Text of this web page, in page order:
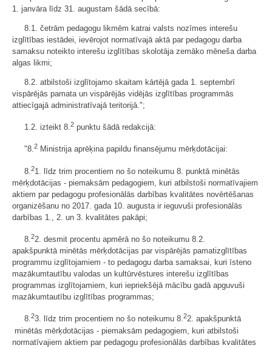
1. janvāra līdz 31. augustam šādā secībā:
8.1. četrām pedagogu likmēm katrai valsts nozīmes interešu
izglītības iestādei, ievērojot normatīvajā aktā par pedagogu darba
samaksu noteikto interešu izglītības skolotāja zemāko mēneša darba
algas likmi;
8.2. atbilstoši izglītojamo skaitam kārtējā gada 1. septembrī
vispārējās pamata un vispārējās vidējās izglītības programmās
attiecīgajā administratīvajā teritorijā.";
1.2. izteikt 8.2 punktu šādā redakcijā:
"8.2 Ministrija aprēķina papildu finansējumu mērķdotācijai:
8. 21. līdz trim procentiem no šo noteikumu 8. punktā minētās
mērķdotācijas - piemaksām pedagogiem, kuri atbilstoši normatīvajiem
aktiem par pedagogu profesionālās darbības kvalitātes novērtēšanas
organizēšanu no 2017. gada 10. augusta ir ieguvuši profesionālās
darbības 1., 2. un 3. kvalitātes pakāpi;
8.22. desmit procentu apmērā no šo noteikumu 8.2.
apakšpunktā minētās mērķdotācijas par vispārējās pamatizglītības
programmu izglītojamiem - to pedagogu darba samaksai, kuri īsteno
mazākumtautību valodas un kultūrvēstures interešu izglītības
programmas izglītojamiem, kuri iepriekšējā mācību gadā apguvuši
mazākumtautību izglītības programmas;
8.23. līdz trim procentiem no šo noteikumu 8.22. apakšpunktā
minētās mērķdotācijas - piemaksām pedagogiem, kuri atbilstoši
normatīvajiem aktiem par pedagogu profesionālās darbības kvalitātes